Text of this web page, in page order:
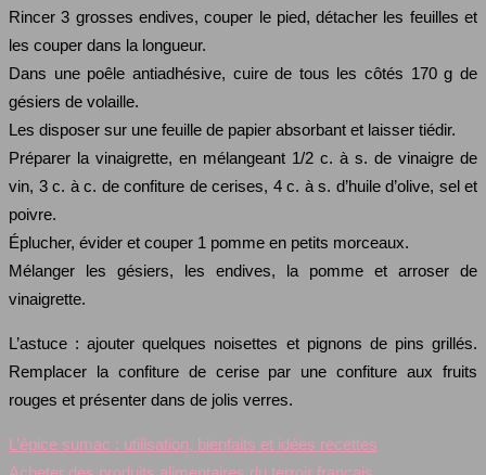
Rincer 3 grosses endives, couper le pied, détacher les feuilles et
les couper dans la longueur.
Dans une poêle antiadhésive, cuire de tous les côtés 170 g de
gésiers de volaille.
Les disposer sur une feuille de papier absorbant et laisser tiédir.
Préparer la vinaigrette, en mélangeant 1/2 c. à s. de vinaigre de
vin, 3 c. à c. de confiture de cerises, 4 c. à s. d’huile d’olive, sel et
poivre.
Éplucher, évider et couper 1 pomme en petits morceaux.
Mélanger les gésiers, les endives, la pomme et arroser de
vinaigrette.
L’astuce : ajouter quelques noisettes et pignons de pins grillés.
Remplacer la confiture de cerise par une confiture aux fruits
rouges et présenter dans de jolis verres.
L’épice sumac : utilisation, bienfaits et idées recettes